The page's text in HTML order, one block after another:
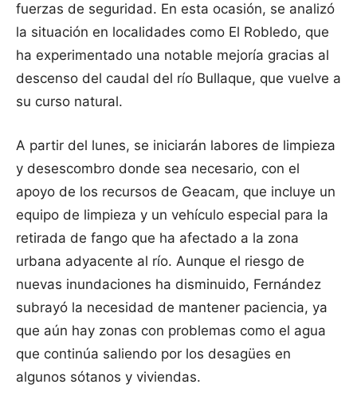
fuerzas de seguridad. En esta ocasión, se analizó
la situación en localidades como El Robledo, que
ha experimentado una notable mejoría gracias al
descenso del caudal del río Bullaque, que vuelve a
su curso natural.
A partir del lunes, se iniciarán labores de limpieza
y desescombro donde sea necesario, con el
apoyo de los recursos de Geacam, que incluye un
equipo de limpieza y un vehículo especial para la
retirada de fango que ha afectado a la zona
urbana adyacente al río. Aunque el riesgo de
nuevas inundaciones ha disminuido, Fernández
subrayó la necesidad de mantener paciencia, ya
que aún hay zonas con problemas como el agua
que continúa saliendo por los desagües en
algunos sótanos y viviendas.